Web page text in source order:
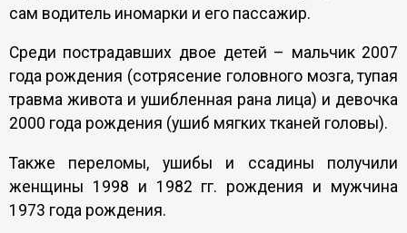
сам водитель иномарки и его пассажир.
Среди пострадавших двое детей – мальчик 2007
года рождения (сотрясение головного мозга, тупая
травма живота и ушибленная рана лица) и девочка
2000 года рождения (ушиб мягких тканей головы).
Также переломы, ушибы и ссадины получили
женщины 1998 и 1982 гг. рождения и мужчина
1973 года рождения.